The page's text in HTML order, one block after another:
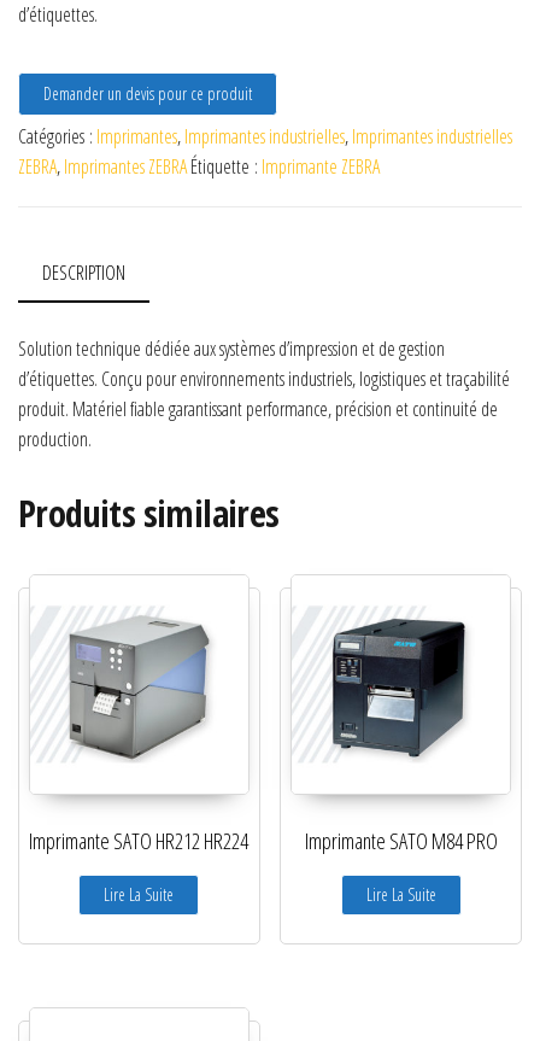
d’étiquettes.
Demander un devis pour ce produit
Catégories : Imprimantes,Imprimantes industrielles,Imprimantes industrielles
ZEBRA,Imprimantes ZEBRAÉtiquette : Imprimante ZEBRA
DESCRIPTION
Solution technique dédiée aux systèmes d’impression et de gestion
d’étiquettes. Conçu pour environnements industriels, logistiques et traçabilité
produit. Matériel fiable garantissant performance, précision et continuité de
production.
Produits similaires
Imprimante SATO HR212 HR224
Lire La Suite
Imprimante SATO M84 PRO
Lire La Suite